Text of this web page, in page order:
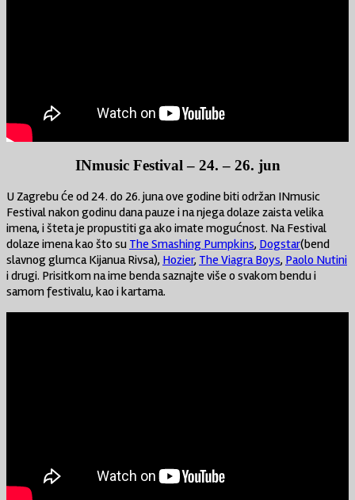
INmusic Festival – 24. – 26. jun
U Zagrebu će od 24. do 26. juna ove godine biti održan INmusic
Festival nakon godinu dana pauze i na njega dolaze zaista velika
imena, i šteta je propustiti ga ako imate mogućnost. Na Festival
dolaze imena kao što su The Smashing Pumpkins, Dogstar(bend
slavnog glumca Kijanua Rivsa), Hozier, The Viagra Boys, Paolo Nutini
i drugi. Prisitkom na ime benda saznajte više o svakom bendu i
samom festivalu, kao i kartama.